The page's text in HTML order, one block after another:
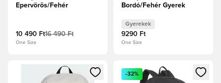
Epervörös/Fehér
10 490 Ft16 490 Ft
One Size
Bordó/Fehér Gyerek
Gyerekek
9290 Ft
One Size
Megnyit egy modált a bejelentkezéshez vagy a tagként
Megnyit egy modált a
-32%